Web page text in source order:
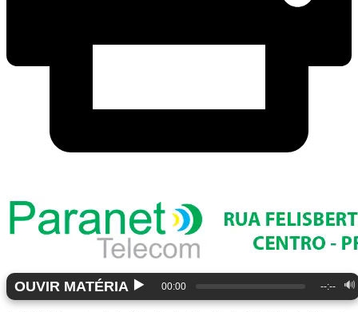
OUVIR MATÉRIA ▶️ 00:00 --:-- 🔊